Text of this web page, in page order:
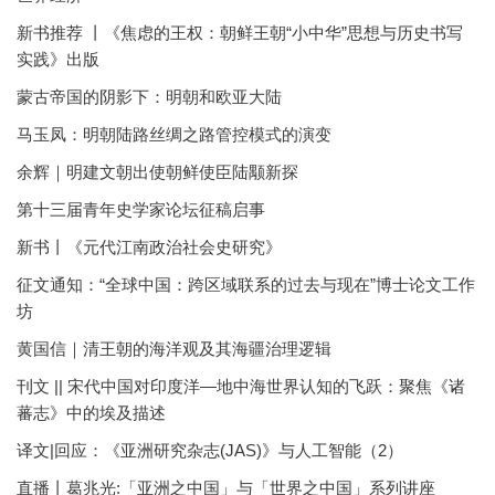
新书推荐 丨《焦虑的王权：朝鲜王朝“小中华”思想与历史书写
实践》出版
蒙古帝国的阴影下：明朝和欧亚大陆
马玉凤：明朝陆路丝绸之路管控模式的演变
余辉｜明建文朝出使朝鲜使臣陆颙新探
第十三届青年史学家论坛征稿启事
新书丨《元代江南政治社会史研究》
征文通知：“全球中国：跨区域联系的过去与现在”博士论文工作
坊
黄国信｜清王朝的海洋观及其海疆治理逻辑
刊文 || 宋代中国对印度洋—地中海世界认知的飞跃：聚焦《诸
蕃志》中的埃及描述
译文|回应：《亚洲研究杂志(JAS)》与人工智能（2）
直播丨葛兆光:「亚洲之中国」与「世界之中国」系列讲座